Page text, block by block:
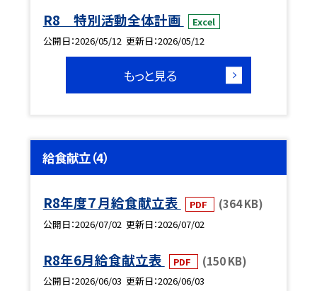
R8 特別活動全体計画
Excel
公開日 2026/05/12 更新日 2026/05/12
もっと見る
給食献立（4）
R8年度７月給食献立表 PDF (364 KB)
公開日 2026/07/02 更新日 2026/07/02
R8年6月給食献立表 PDF (150 KB)
公開日 2026/06/03 更新日 2026/06/03